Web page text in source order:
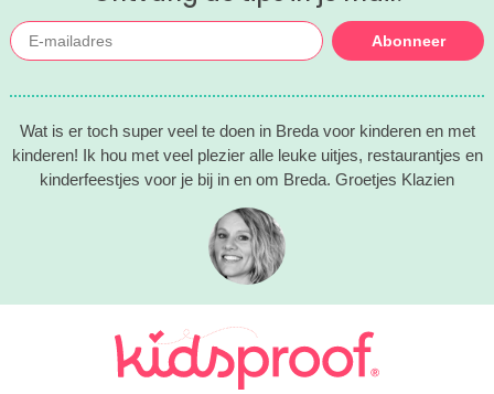
Abonneer
Wat is er toch super veel te doen in Breda voor kinderen en met
kinderen! Ik hou met veel plezier alle leuke uitjes, restaurantjes en
kinderfeestjes voor je bij in en om Breda. Groetjes Klazien